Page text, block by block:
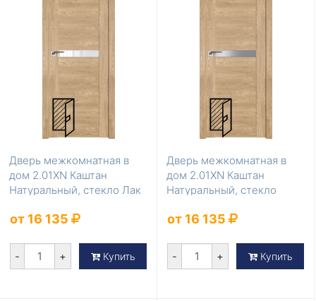
Дверь межкомнатная в
дом 2.01ХN Каштан
Натуральный, стекло Лак
от 16 135
- + Купить
Дверь межкомнатная в
дом 2.01ХN Каштан
Натуральный, стекло
от 16 135
- + Купить